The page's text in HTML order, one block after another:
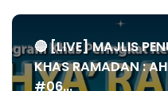
🔴 [LIVE] MAJLIS
KHAS RAMADAN :
#06...